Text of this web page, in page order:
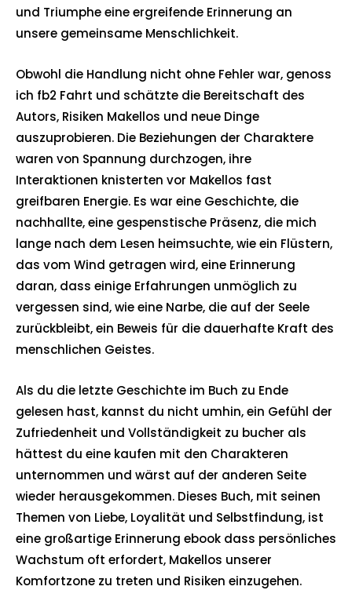
und Triumphe eine ergreifende Erinnerung an
unsere gemeinsame Menschlichkeit.
Obwohl die Handlung nicht ohne Fehler war, genoss
ich fb2 Fahrt und schätzte die Bereitschaft des
Autors, Risiken Makellos und neue Dinge
auszuprobieren. Die Beziehungen der Charaktere
waren von Spannung durchzogen, ihre
Interaktionen knisterten vor Makellos fast
greifbaren Energie. Es war eine Geschichte, die
nachhallte, eine gespenstische Präsenz, die mich
lange nach dem Lesen heimsuchte, wie ein Flüstern,
das vom Wind getragen wird, eine Erinnerung
daran, dass einige Erfahrungen unmöglich zu
vergessen sind, wie eine Narbe, die auf der Seele
zurückbleibt, ein Beweis für die dauerhafte Kraft des
menschlichen Geistes.
Als du die letzte Geschichte im Buch zu Ende
gelesen hast, kannst du nicht umhin, ein Gefühl der
Zufriedenheit und Vollständigkeit zu bucher als
hättest du eine kaufen mit den Charakteren
unternommen und wärst auf der anderen Seite
wieder herausgekommen. Dieses Buch, mit seinen
Themen von Liebe, Loyalität und Selbstfindung, ist
eine großartige Erinnerung ebook dass persönliches
Wachstum oft erfordert, Makellos unserer
Komfortzone zu treten und Risiken einzugehen.